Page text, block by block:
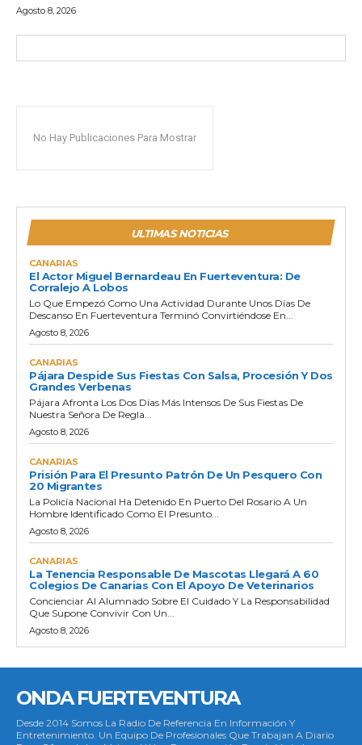
Agosto 8, 2026
No Hay Publicaciones Para Mostrar
ULTIMAS NOTICIAS
CANARIAS
El Actor Miguel Bernardeau En Fuerteventura: De
Corralejo A Lobos
Lo Que Empezó Como Una Actividad Durante Unos Días De
Descanso En Fuerteventura Terminó Convirtiéndose En...
Agosto 8, 2026
CANARIAS
Pájara Despide Sus Fiestas Con Salsa, Procesión Y Dos
Grandes Verbenas
Pájara Afronta Los Dos Días Más Intensos De Sus Fiestas De
Nuestra Señora De Regla...
Agosto 8, 2026
CANARIAS
Prisión Para El Presunto Patrón De Un Pesquero Con
20 Migrantes
La Policía Nacional Ha Detenido En Puerto Del Rosario A Un
Hombre Identificado Como El Presunto...
Agosto 8, 2026
CANARIAS
La Tenencia Responsable De Mascotas Llegará A 60
Colegios De Canarias Con El Apoyo De Veterinarios
Concienciar Al Alumnado Sobre El Cuidado Y La Responsabilidad
Que Supone Convivir Con Un...
Agosto 8, 2026
ONDA FUERTEVENTURA
Desde 2014 Somos La Radio De Referencia En Información Y
Entretenimiento. Un Equipo De Profesionales Que Trabajan A Diario